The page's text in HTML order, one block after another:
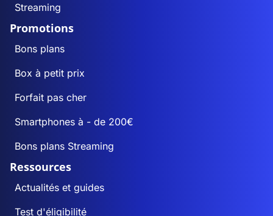
Streaming
Promotions
Bons plans
Box à petit prix
Forfait pas cher
Smartphones à - de 200€
Bons plans Streaming
Ressources
Actualités et guides
Test d'éligibilité